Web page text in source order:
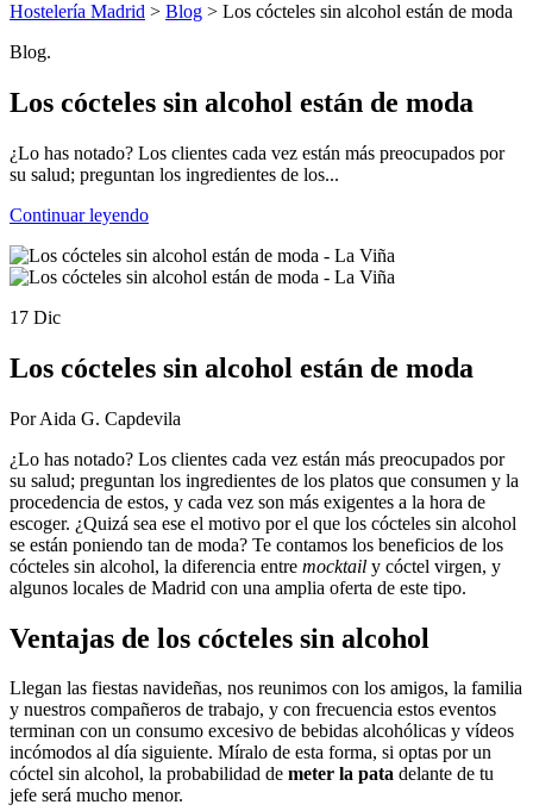
Hostelería Madrid > Blog > Los cócteles sin alcohol están de moda
Blog.
Los cócteles sin alcohol están de moda
¿Lo has notado? Los clientes cada vez están más preocupados por
su salud; preguntan los ingredientes de los...
Continuar leyendo
17 Dic
Los cócteles sin alcohol están de moda
Por Aida G. Capdevila
¿Lo has notado? Los clientes cada vez están más preocupados por
su salud; preguntan los ingredientes de los platos que consumen y la
procedencia de estos, y cada vez son más exigentes a la hora de
escoger. ¿Quizá sea ese el motivo por el que los cócteles sin alcohol
se están poniendo tan de moda? Te contamos los beneficios de los
cócteles sin alcohol, la diferencia entre mocktail y cóctel virgen, y
algunos locales de Madrid con una amplia oferta de este tipo.
Ventajas de los cócteles sin alcohol
Llegan las fiestas navideñas, nos reunimos con los amigos, la familia
y nuestros compañeros de trabajo, y con frecuencia estos eventos
terminan con un consumo excesivo de bebidas alcohólicas y vídeos
incómodos al día siguiente. Míralo de esta forma, si optas por un
cóctel sin alcohol, la probabilidad de meter la pata delante de tu
jefe será mucho menor.